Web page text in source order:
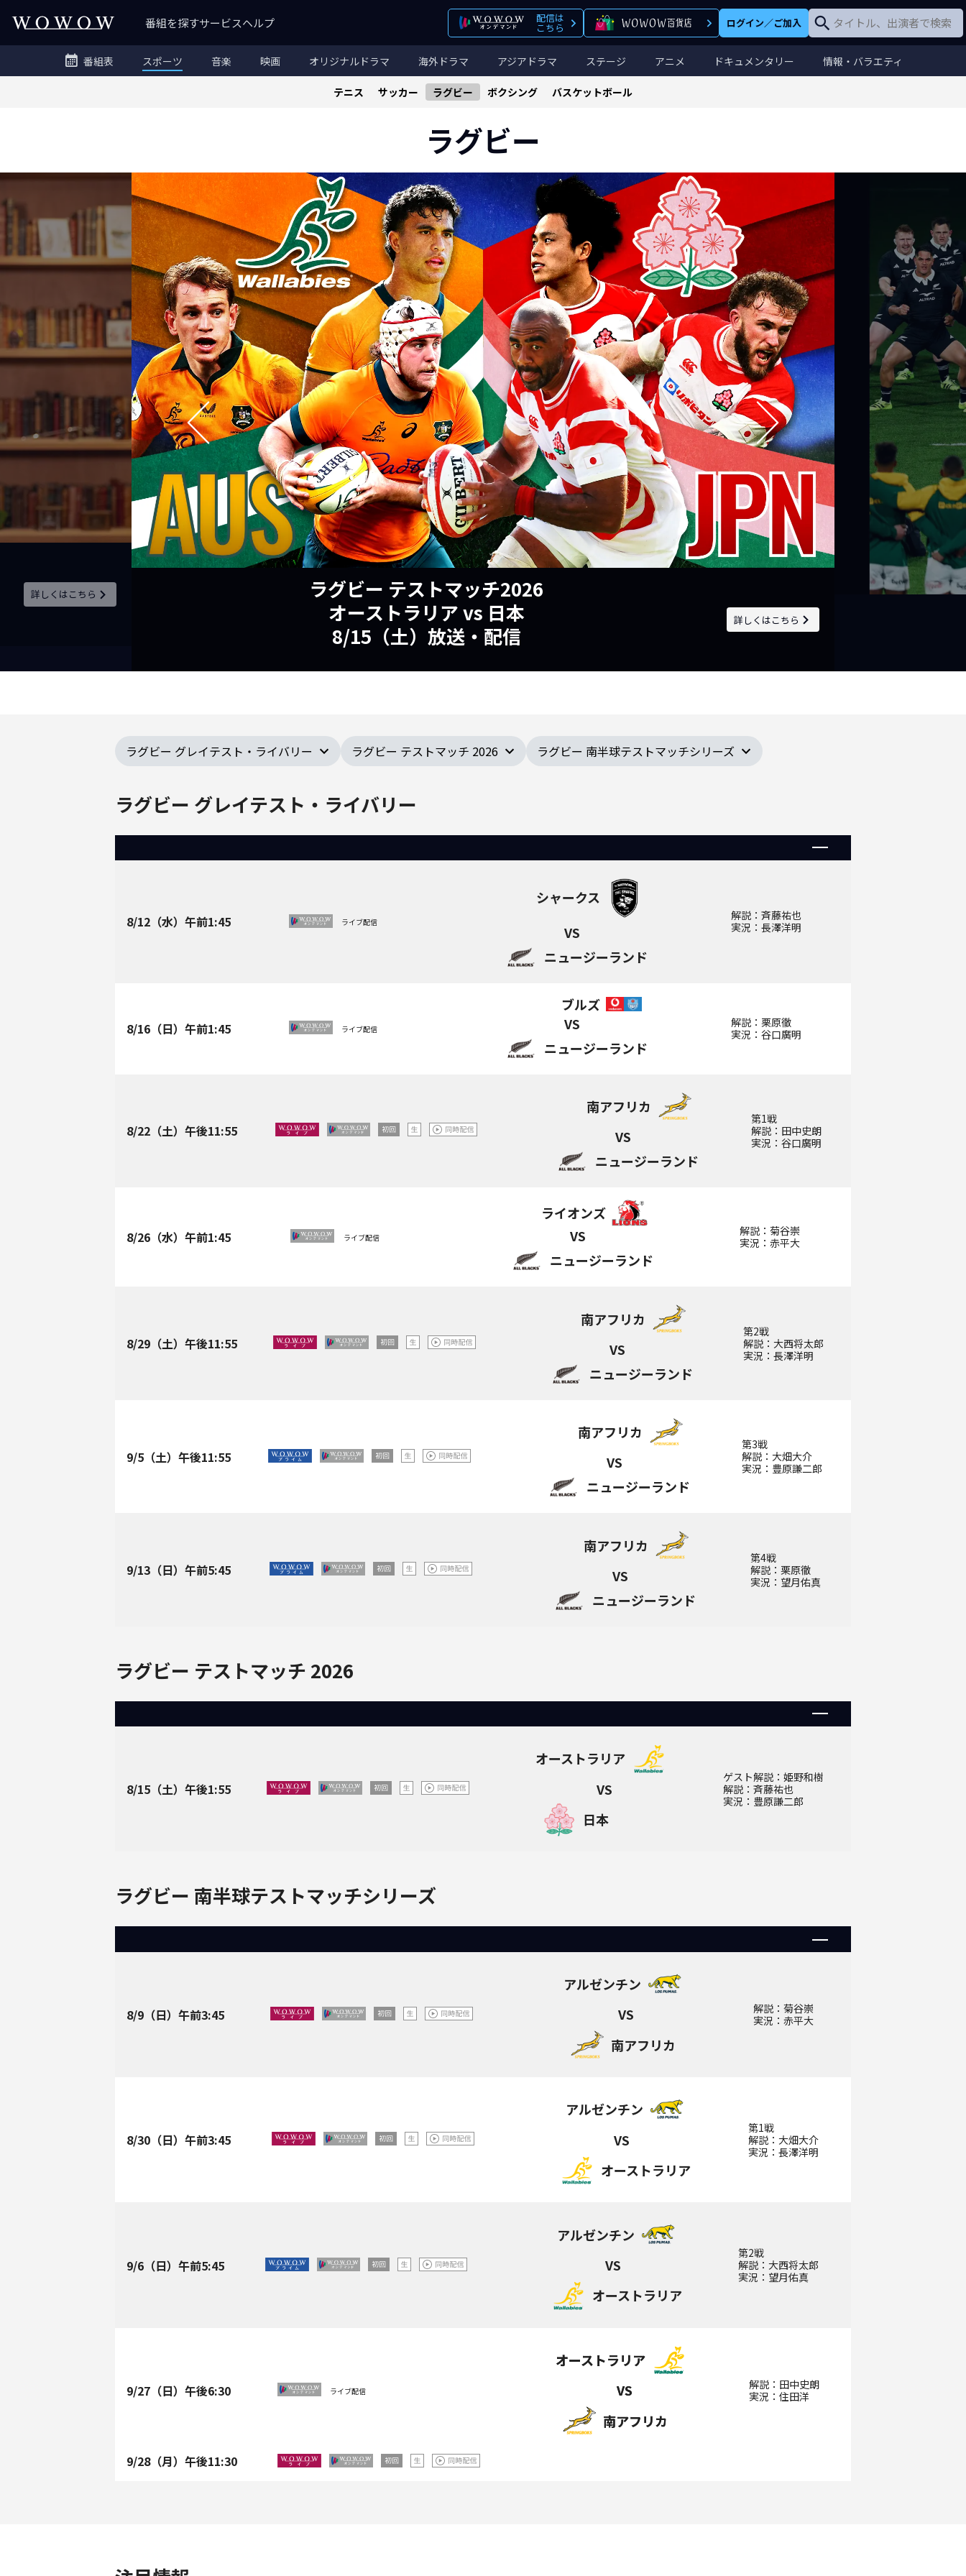
番組を探すサービスヘルプ 配信は
こちら ログイン／ご加入
番組表 スポーツ 音楽 映画 オリジナルドラマ 海外ドラマ アジアドラマ ステージ アニメ ドキュメンタリー 情報・バラエティ
テニス サッカー ラグビー ボクシング バスケットボール
ラグビー
詳しくはこちら
ラグビー テストマッチ2026
オーストラリア vs 日本
8/15（土）放送・配信
詳しくはこちら
ラグビー グレイテスト・ライバリー ラグビー テストマッチ 2026 ラグビー 南半球テストマッチシリーズ
ラグビー グレイテスト・ライバリー
8/12 （水）午前1:45 ライブ配信
シャークス
VS
ニュージーランド
解説：斉藤祐也
実況：長澤洋明
8/16 （日）午前1:45 ライブ配信
ブルズ
VS
ニュージーランド
解説：栗原徹
実況：谷口廣明
8/22 （土）午後11:55
南アフリカ
VS
ニュージーランド
第1戦
解説：田中史朗
実況：谷口廣明
8/26 （水）午前1:45 ライブ配信
ライオンズ
VS
ニュージーランド
解説：菊谷崇
実況：赤平大
8/29 （土）午後11:55
南アフリカ
VS
ニュージーランド
第2戦
解説：大西将太郎
実況：長澤洋明
9/5 （土）午後11:55
南アフリカ
VS
ニュージーランド
第3戦
解説：大畑大介
実況：豊原謙二郎
9/13 （日）午前5:45
南アフリカ
VS
ニュージーランド
第4戦
解説：栗原徹
実況：望月佑真
ラグビー テストマッチ 2026
8/15 （土）午後1:55
オーストラリア
VS
日本
ゲスト解説：姫野和樹
解説：斉藤祐也
実況：豊原謙二郎
ラグビー 南半球テストマッチシリーズ
8/9 （日）午前3:45
アルゼンチン
VS
南アフリカ
解説：菊谷崇
実況：赤平大
8/30 （日）午前3:45
アルゼンチン
VS
オーストラリア
第1戦
解説：大畑大介
実況：長澤洋明
9/6 （日）午前5:45
アルゼンチン
VS
オーストラリア
第2戦
解説：大西将太郎
実況：望月佑真
9/27 （日）午後6:30 ライブ配信
オーストラリア
VS
南アフリカ
解説：田中史朗
実況：住田洋
9/28（月）午後11:30
オーストラリア
VS
南アフリカ